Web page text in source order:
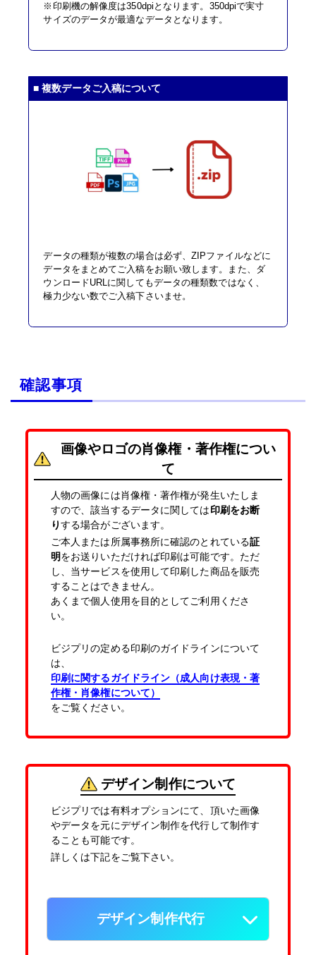
※印刷機の解像度は350dpiとなります。350dpiで実寸
サイズのデータが最適なデータとなります。
■ 複数データご入稿について
データの種類が複数の場合は必ず、ZIPファイルなどに
データをまとめてご入稿をお願い致します。また、ダ
ウンロードURLに関してもデータの種類数ではなく、
極力少ない数でご入稿下さいませ。
確認事項
画像やロゴの肖像権・著作権につい
て
人物の画像には肖像権・著作権が発生いたしま
すので、該当するデータに関しては印刷をお断
りする場合がございます。
ご本人または所属事務所に確認のとれている証
明をお送りいただければ印刷は可能です。ただ
し、当サービスを使用して印刷した商品を販売
することはできません。
あくまで個人使用を目的としてご利用くださ
い。
ビジプリの定める印刷のガイドラインについて
は、
印刷に関するガイドライン（成人向け表現・著
作権・肖像権について）
をご覧ください。
デザイン制作について
ビジプリでは有料オプションにて、頂いた画像
やデータを元にデザイン制作を代行して制作す
ることも可能です。
詳しくは下記をご覧下さい。
デザイン制作代行